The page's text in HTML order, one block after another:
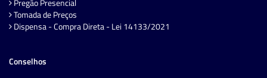
Pregão Presencial
Tomada de Preços
Dispensa - Compra Direta - Lei 14133/2021
Conselhos